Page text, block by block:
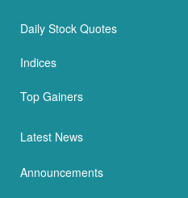
Daily Stock Quotes
Indices
Top Gainers
Latest News
Announcements